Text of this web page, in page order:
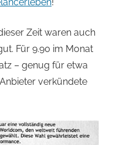
Zeit waren auch
Für 9.90 im Monat
– genug für etwa
verkündete